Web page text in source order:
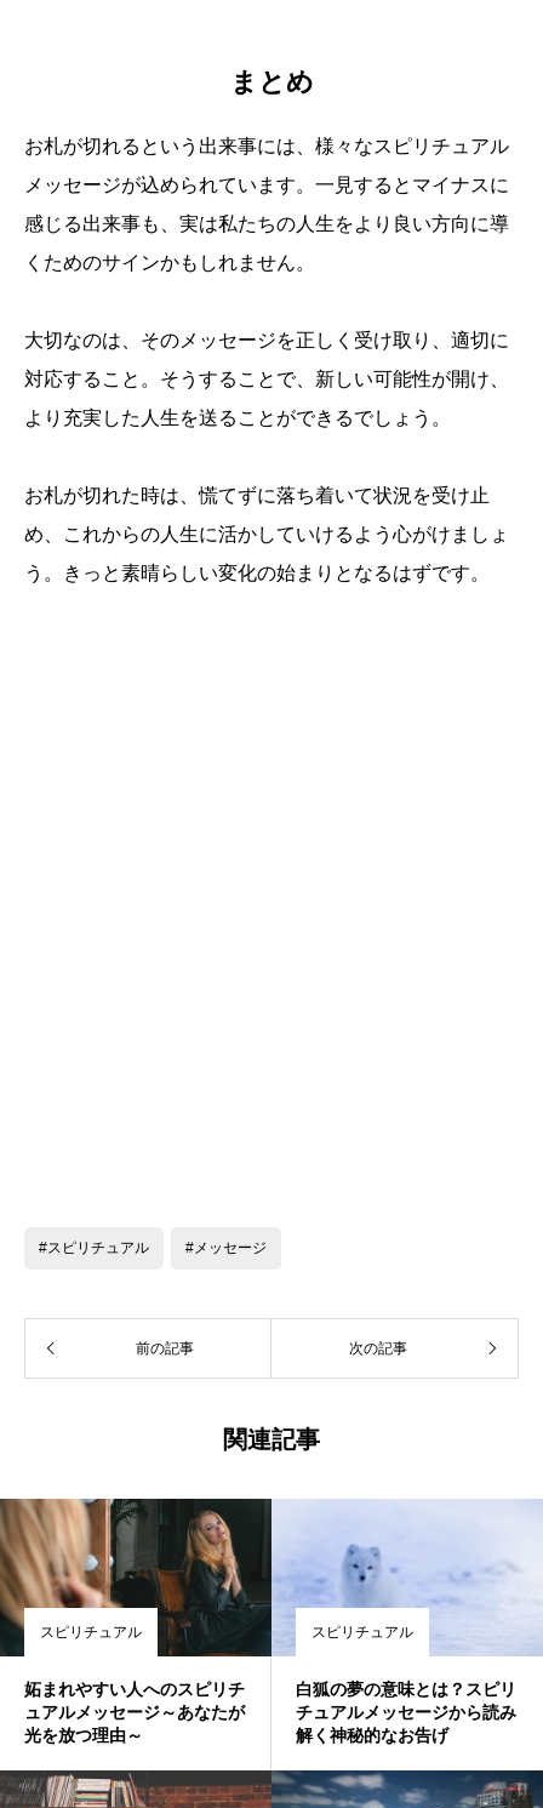
まとめ
お札が切れるという出来事には、様々なスピリチュアル
メッセージが込められています。一見するとマイナスに
感じる出来事も、実は私たちの人生をより良い方向に導
くためのサインかもしれません。
大切なのは、そのメッセージを正しく受け取り、適切に
対応すること。そうすることで、新しい可能性が開け、
より充実した人生を送ることができるでしょう。
お札が切れた時は、慌てずに落ち着いて状況を受け止
め、これからの人生に活かしていけるよう心がけましょ
う。きっと素晴らしい変化の始まりとなるはずです。
#スピリチュアル #メッセージ
前の記事 次の記事
関連記事
スピリチュアル
妬まれやすい人へのスピリチ
ュアルメッセージ～あなたが
光を放つ理由～
スピリチュアル
白狐の夢の意味とは？スピリ
チュアルメッセージから読み
解く神秘的なお告げ